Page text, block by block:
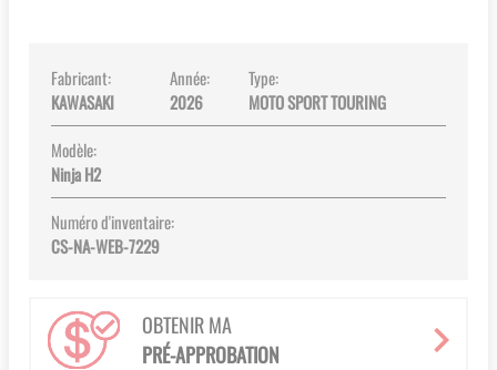
Fabricant:
KAWASAKI
Année:
2026
Type:
MOTO SPORT TOURING
Modèle:
Ninja H2
Numéro d'inventaire:
CS-NA-WEB-7229
OBTENIR MA
PRÉ-APPROBATION